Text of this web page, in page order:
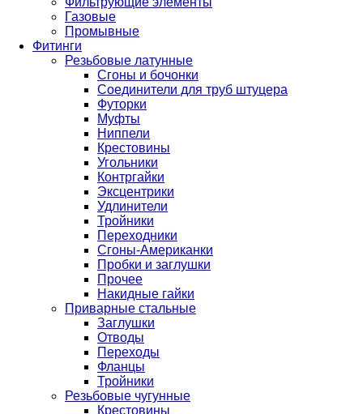
Газовые
Промывные
Фитинги
Резьбовые латунные
Сгоны и бочонки
Соединители для труб штуцера
Футорки
Муфты
Ниппели
Крестовины
Угольники
Контргайки
Эксцентрики
Удлинители
Тройники
Переходники
Сгоны-Американки
Пробки и заглушки
Прочее
Накидные гайки
Приварные стальные
Заглушки
Отводы
Переходы
Фланцы
Тройники
Резьбовые чугунные
Крестовины